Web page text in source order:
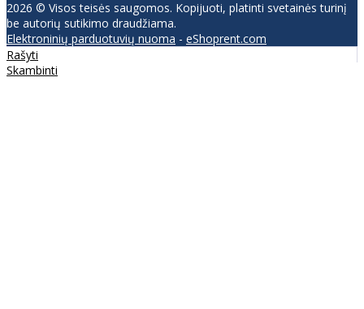
2026 © Visos teisės saugomos. Kopijuoti, platinti svetainės turinį
be autorių sutikimo draudžiama.
Elektroninių parduotuvių nuoma - eShoprent.com
Rašyti
Skambinti